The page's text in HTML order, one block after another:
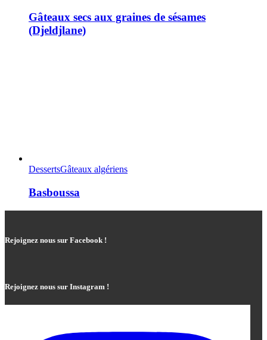
Gâteaux secs aux graines de sésames
(Djeldjlane)
DessertsGâteaux algériens
Basboussa
Rejoignez nous sur Facebook !
Rejoignez nous sur Instagram !